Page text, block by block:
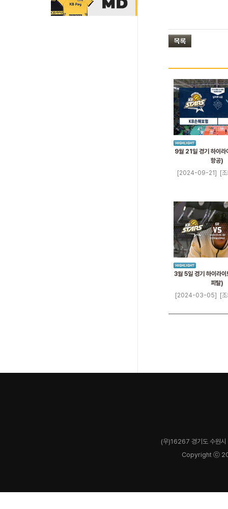
9월 21일 경기 하이
항공)
[2024-09-21]
[
3월 5일 경기 하이라
피탈)
[2024-03-05]
[
(우)16267 경기도 수원
Copyright ⓒ